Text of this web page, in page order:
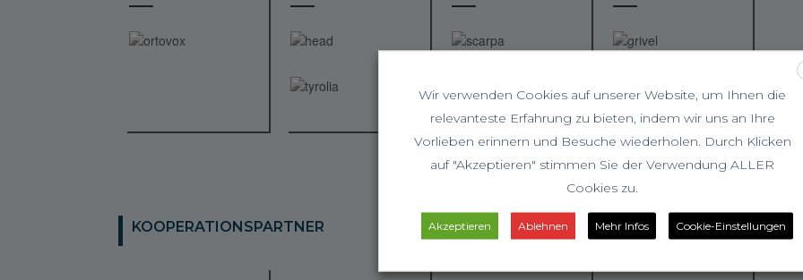
KOOPERATIONSPARTNER
Wir verwenden Cookies auf unserer Website, um Ihnen die
relevanteste Erfahrung zu bieten, indem wir uns an Ihre
Vorlieben erinnern und Besuche wiederholen. Durch Klicken
auf "Akzeptieren" stimmen Sie der Verwendung ALLER
Cookies zu.
Akzeptieren Ablehnen Mehr Infos Cookie-Einstellungen